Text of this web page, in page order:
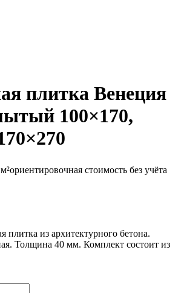
плитка Венеция
100×170,
ориентировочная стоимость без учёта
плитка из архитектурного бетона.
Толщина 40 мм. Комплект состоит из